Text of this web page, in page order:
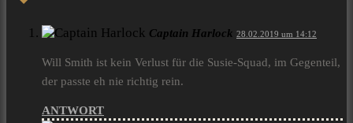
Captain Harlock 28.02.2019 um 14:12
Will Smith ist kein Verlust für die Susie-Squad, im Gegenteil,
der passte eh nie richtig rein.
ANTWORT